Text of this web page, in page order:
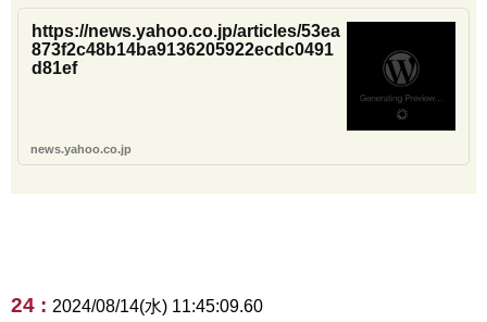
https://news.yahoo.co.jp/articles/53ea
873f2c48b14ba9136205922ecdc0491
d81ef
news.yahoo.co.jp
24 : 2024/08/14(水) 11:45:09.60